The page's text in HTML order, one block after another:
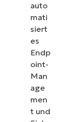
auto
mati
siert
es
Endp
oint-
Man
age
men
t und